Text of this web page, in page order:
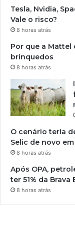
Tesla, Nvidia,
Vale o risco?
8 horas atrás
Por que a
brinquedos
8 horas atrás
O cenário teria
Selic de novo
8 horas atrás
Após OPA,
ter 51% da Brava
8 horas atrás